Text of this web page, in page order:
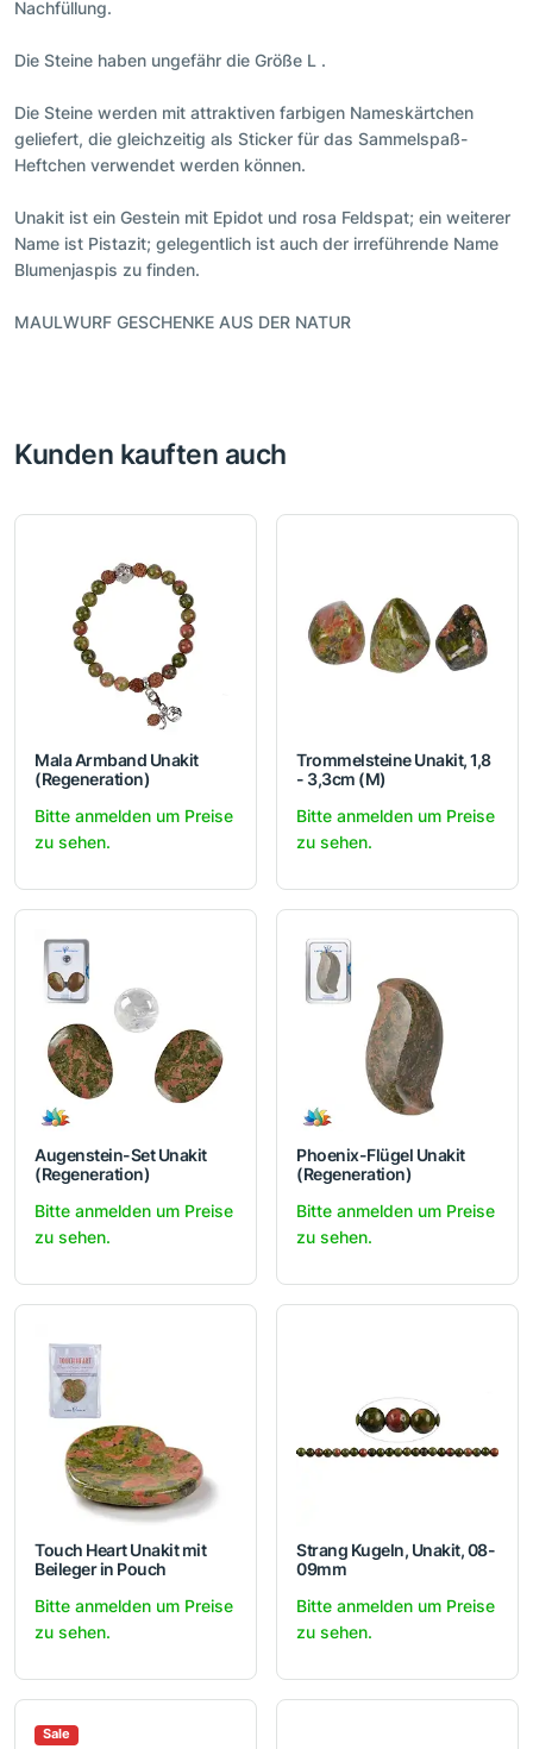
Nachfüllung.
Die Steine haben ungefähr die Größe L .
Die Steine werden mit attraktiven farbigen Nameskärtchen
geliefert, die gleichzeitig als Sticker für das Sammelspaß-
Heftchen verwendet werden können.
Unakit ist ein Gestein mit Epidot und rosa Feldspat; ein weiterer
Name ist Pistazit; gelegentlich ist auch der irreführende Name
Blumenjaspis zu finden.
MAULWURF GESCHENKE AUS DER NATUR
Kunden kauften auch
Mala Armband Unakit
(Regeneration)
Bitte anmelden um Preise
zu sehen.
Trommelsteine Unakit, 1,8
- 3,3cm (M)
Bitte anmelden um Preise
zu sehen.
Augenstein-Set Unakit
(Regeneration)
Bitte anmelden um Preise
zu sehen.
Phoenix-Flügel Unakit
(Regeneration)
Bitte anmelden um Preise
zu sehen.
Touch Heart Unakit mit
Beileger in Pouch
Bitte anmelden um Preise
zu sehen.
Strang Kugeln, Unakit, 08-
09mm
Bitte anmelden um Preise
zu sehen.
Sale